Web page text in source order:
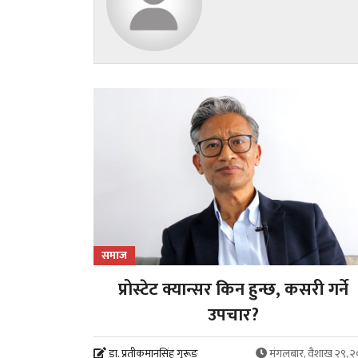
समाज
प्रोस्टेट क्यान्सर किन हुन्छ, कसरी गर्ने
उपचार?
डा. प्रतीकमानसिंह गुरूङ मंगलबार, वैशाख २९,